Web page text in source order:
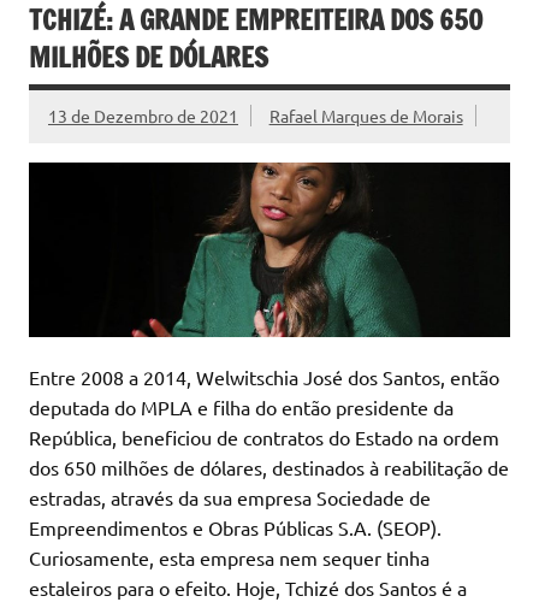
TCHIZÉ: A GRANDE EMPREITEIRA DOS 650
MILHÕES DE DÓLARES
13 de Dezembro de 2021 Rafael Marques de Morais
Entre 2008 a 2014, Welwitschia José dos Santos, então
deputada do MPLA e filha do então presidente da
República, beneficiou de contratos do Estado na ordem
dos 650 milhões de dólares, destinados à reabilitação de
estradas, através da sua empresa Sociedade de
Empreendimentos e Obras Públicas S.A. (SEOP).
Curiosamente, esta empresa nem sequer tinha
estaleiros para o efeito. Hoje, Tchizé dos Santos é a